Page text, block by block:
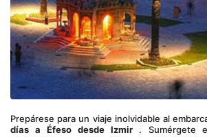
Prepárese para un viaje inolvidable al
días a Éfeso desde Izmir . Sumérgete